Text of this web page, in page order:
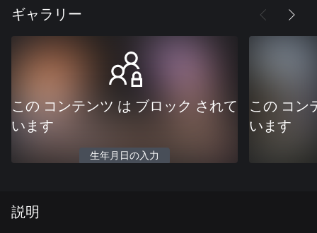
ギャラリー
この コンテンツ は ブロック されて
います
生年月日の入力
この コン
います
説明